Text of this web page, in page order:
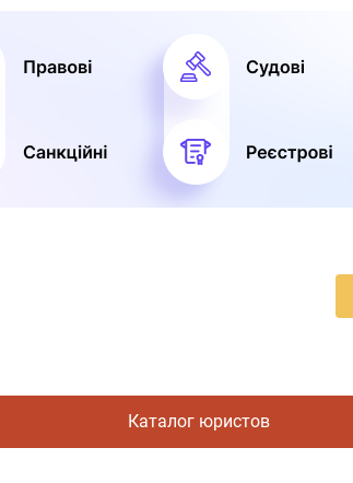
Каталог юристов